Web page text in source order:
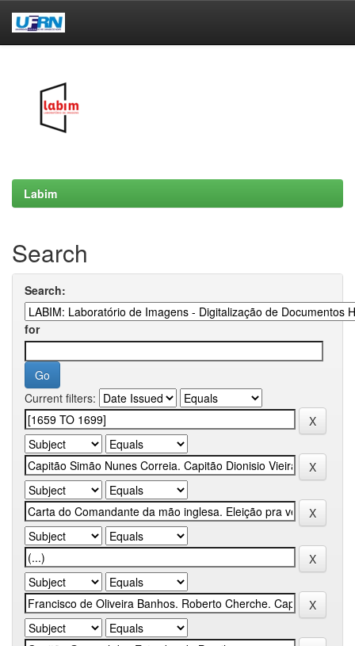
Labim
Search
Search:
for
Current filters: